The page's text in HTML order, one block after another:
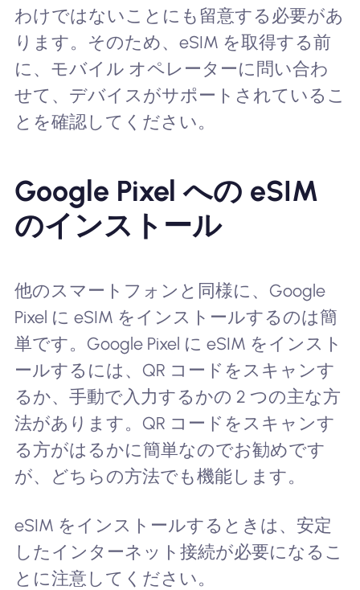
わけではないことにも留意する必要があ
ります。そのため、eSIM を取得する前
に、モバイル オペレーターに問い合わ
せて、デバイスがサポートされているこ
とを確認してください。
Google Pixel への eSIM
のインストール
他のスマートフォンと同様に、Google
Pixel に eSIM をインストールするのは簡
単です。Google Pixel に eSIM をインスト
ールするには、QR コードをスキャンす
るか、手動で入力するかの 2 つの主な方
法があります。QR コードをスキャンす
る方がはるかに簡単なのでお勧めです
が、どちらの方法でも機能します。
eSIM をインストールするときは、安定
したインターネット接続が必要になるこ
とに注意してください。